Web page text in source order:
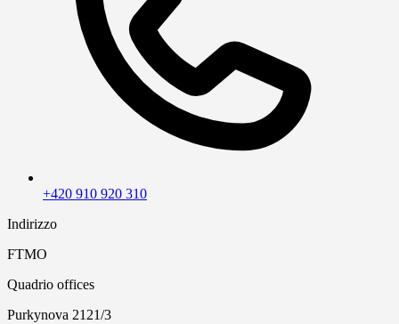
+420 910 920 310
Indirizzo
FTMO
Quadrio offices
Purkynova 2121/3